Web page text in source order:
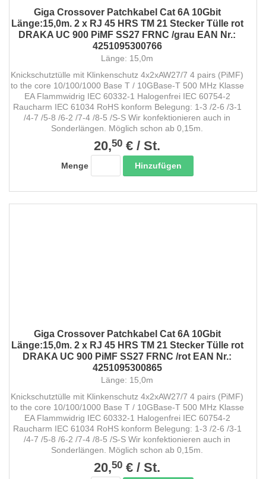
Giga Crossover Patchkabel Cat 6A 10Gbit
Länge:15,0m. 2 x RJ 45 HRS TM 21 Stecker Tülle rot
DRAKA UC 900 PiMF SS27 FRNC /grau EAN Nr.:
4251095300766
Länge: 15,0m
Knickschutztülle mit Klinkenschutz 4x2xAW27/7 4 pairs (PiMF)
to the core 10/100/1000 Base T / 10GBase-T 500 MHz Klasse
EA Flammwidrig IEC 60332-1 Halogenfrei IEC 60754-2
Raucharm IEC 61034 RoHS konform Belegung: 1-3 /2-6 /3-1
/4-7 /5-8 /6-2 /7-4 /8-5 /S-S Wir konfektionieren auch in
Sonderlängen. Möglich schon ab 0,15m.
20,50 € / St.
Menge Hinzufügen
Giga Crossover Patchkabel Cat 6A 10Gbit
Länge:15,0m. 2 x RJ 45 HRS TM 21 Stecker Tülle rot
DRAKA UC 900 PiMF SS27 FRNC /rot EAN Nr.:
4251095300865
Länge: 15,0m
Knickschutztülle mit Klinkenschutz 4x2xAW27/7 4 pairs (PiMF)
to the core 10/100/1000 Base T / 10GBase-T 500 MHz Klasse
EA Flammwidrig IEC 60332-1 Halogenfrei IEC 60754-2
Raucharm IEC 61034 RoHS konform Belegung: 1-3 /2-6 /3-1
/4-7 /5-8 /6-2 /7-4 /8-5 /S-S Wir konfektionieren auch in
Sonderlängen. Möglich schon ab 0,15m.
20,50 € / St.